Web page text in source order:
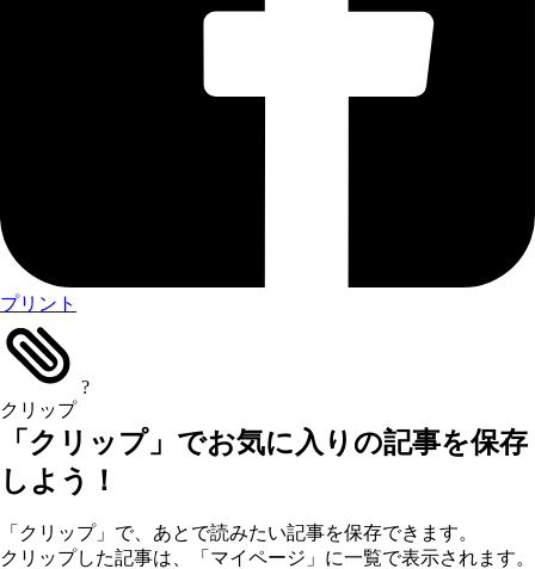
プリント
クリップ
?
「クリップ」でお気に入りの記事を保存
しよう！
「クリップ」で、あとで読みたい記事を保存できます。
クリップした記事は、「マイページ」に一覧で表示されます。